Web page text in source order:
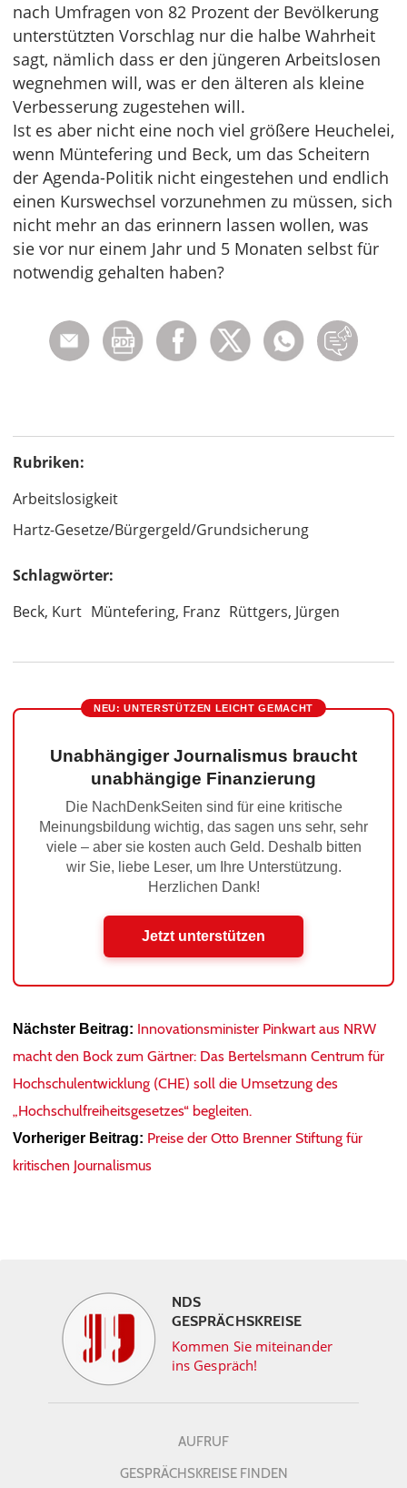
nach Umfragen von 82 Prozent der Bevölkerung
unterstützten Vorschlag nur die halbe Wahrheit
sagt, nämlich dass er den jüngeren Arbeitslosen
wegnehmen will, was er den älteren als kleine
Verbesserung zugestehen will.
Ist es aber nicht eine noch viel größere Heuchelei,
wenn Müntefering und Beck, um das Scheitern
der Agenda-Politik nicht eingestehen und endlich
einen Kurswechsel vorzunehmen zu müssen, sich
nicht mehr an das erinnern lassen wollen, was
sie vor nur einem Jahr und 5 Monaten selbst für
notwendig gehalten haben?
Rubriken:
Arbeitslosigkeit
Hartz-Gesetze/Bürgergeld/Grundsicherung
Schlagwörter:
Beck, Kurt Müntefering, Franz Rüttgers, Jürgen
NEU: UNTERSTÜTZEN LEICHT GEMACHT
Unabhängiger Journalismus braucht
unabhängige Finanzierung
Die NachDenkSeiten sind für eine kritische
Meinungsbildung wichtig, das sagen uns sehr, sehr
viele – aber sie kosten auch Geld. Deshalb bitten
wir Sie, liebe Leser, um Ihre Unterstützung.
Herzlichen Dank!
Jetzt unterstützen
Nächster Beitrag: Innovationsminister Pinkwart aus NRW
macht den Bock zum Gärtner: Das Bertelsmann Centrum für
Hochschulentwicklung (CHE) soll die Umsetzung des
„Hochschulfreiheitsgesetzes“ begleiten.
Vorheriger Beitrag: Preise der Otto Brenner Stiftung für
kritischen Journalismus
NDS
GESPRÄCHSKREISE
Kommen Sie miteinander
ins Gespräch!
AUFRUF
GESPRÄCHSKREISE FINDEN